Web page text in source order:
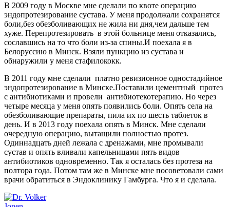
В 2009 году в Москве мне сделали по квоте операцию
эндопротезирование сустава. У меня продолжали сохранятся
боли,без обезболивающих не жила ни дня,чем дальше тем
хуже. Перепротезировать в этой больнице меня отказались,
сославшись на то что боли из-за спины.И поехала я в
Белоруссию в Минск. Взяли пункцию из сустава и
обнаружили у меня стафилококк.
В 2011 году мне сделали платно ревизионное одностадийное
эндопротезирование в Минске.Поставили цементный протез
с антибиотиками и провели антибиотекотерапию. Но через
четыре месяца у меня опять появились боли. Опять села на
обезболивающие препараты, пила их по шесть таблеток в
день. И в 2013 году поехала опять в Минск. Мне сделали
очередную операцию, вытащили полностью протез.
Одиннадцать дней лежала с дренажами, мне промывали
сустав и опять вливали капельницами пять видов
антибиотиков одновременно. Так я осталась без протеза на
полтора года. Потом там же в Минске мне посоветовали сами
врачи обратиться в Эндоклинику Гамбурга. Что я и сделала.